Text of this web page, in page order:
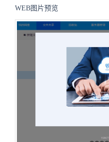
WEB图片预览